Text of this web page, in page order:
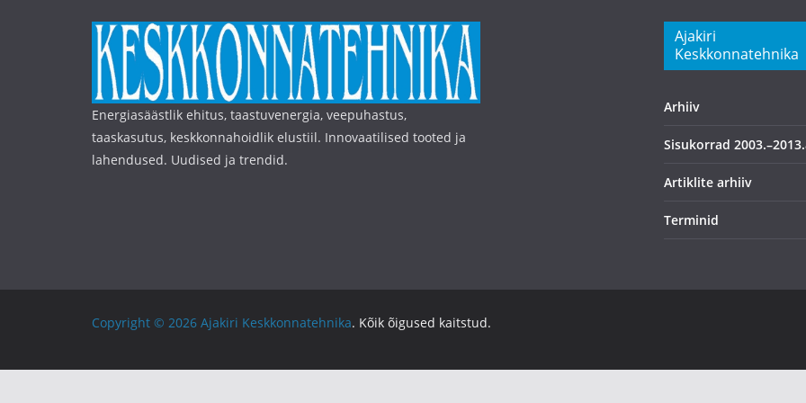
Energiasäästlik ehitus, taastuvenergia, veepuhastus,
taaskasutus, keskkonnahoidlik elustiil. Innovaatilised tooted ja
lahendused. Uudised ja trendid.
Ajakiri
Keskkonnatehnika
Arhiiv
Sisukorrad
Artiklite arhiiv
Terminid
Copyright © 2026 Ajakiri Keskkonnatehnika. Kõik õigused kaitstud.